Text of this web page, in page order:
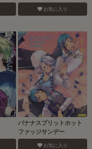
お気に入り
バナナスプリットホット
ファッジサンデー
お気に入り